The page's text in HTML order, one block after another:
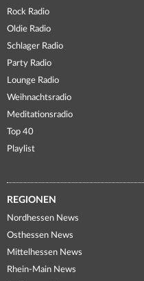
Rock Radio
Oldie Radio
Schlager Radio
Party Radio
Lounge Radio
Weihnachtsradio
Meditationsradio
Top 40
Playlist
REGIONEN
Nordhessen News
Osthessen News
Mittelhessen News
Rhein-Main News